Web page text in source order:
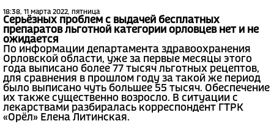
18:38, 11 марта 2022, пятница
Серьёзных проблем с выдачей бесплатных
препаратов льготной категории орловцев нет и не
ожидается
По информации департамента здравоохранения
Орловской области, уже за первые месяцы этого
года выписано более 77 тысяч льготных рецептов,
для сравнения в прошлом году за такой же период
было выписано чуть большее 55 тысяч. Обеспечение
их также существенно возросло. В ситуации с
лекарствами разбиралась корреспондент ГТРК
«Орёл» Елена Литинская.